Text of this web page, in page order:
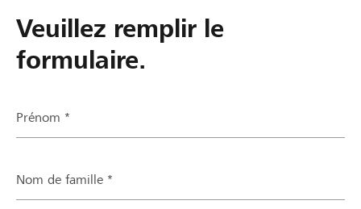
Veuillez remplir le
formulaire.
Prénom *
Nom de famille *